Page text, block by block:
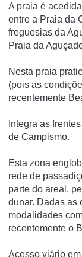
A praia é
entre a Praia da
freguesias da
Praia da
Nesta praia
(pois as
recentemente
Integra as
de Campismo.
Esta zona
rede de
parte do areal,
dunar. Dadas as
modalidades
recentemente o
Acesso viário